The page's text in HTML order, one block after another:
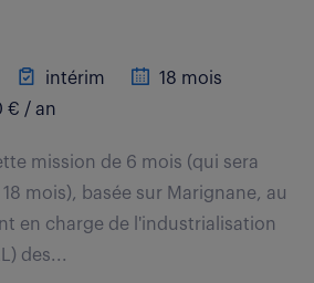
intérim
18 mois
€ / an
mission de 6 mois (qui sera
mois), basée sur Marignane, au
en charge de l'industrialisation
des...